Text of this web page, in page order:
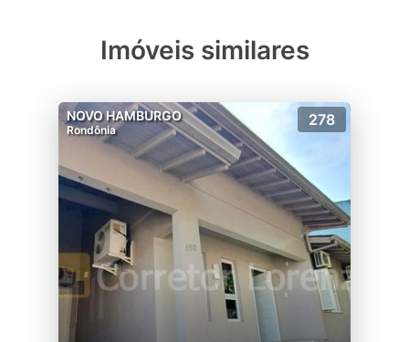
Imóveis similares
NOVO HAMBURGO
Rondônia
278